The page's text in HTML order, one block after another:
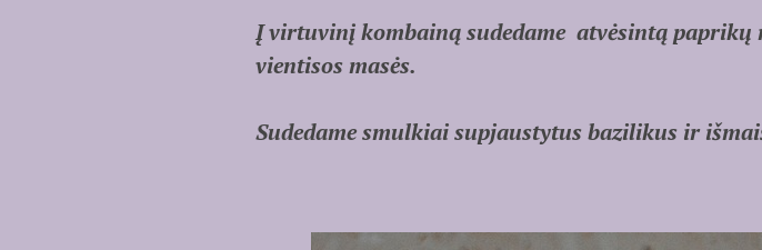
Į virtuvinį kombainą sudedame atvėsintą
vientisos masės.
Sudedame smulkiai supjaustytus bazilikus ir